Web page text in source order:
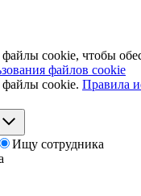
cookie, чтобы
файлов cookie
cookie. Правила
Ищу сотрудника